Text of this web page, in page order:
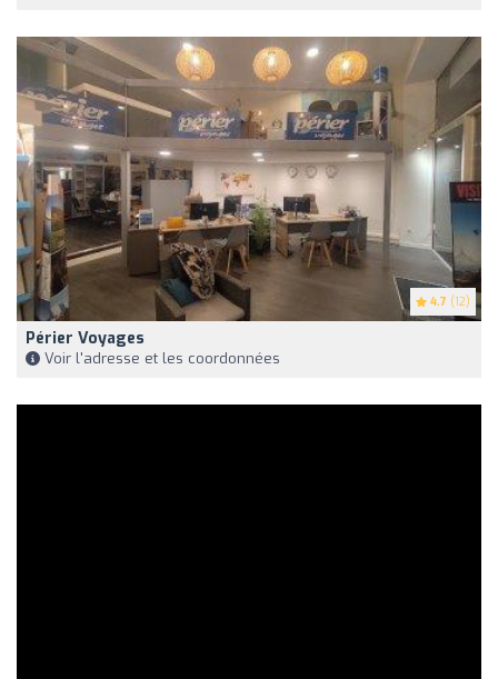
4.7 (12)
Périer Voyages
Voir l'adresse et les coordonnées